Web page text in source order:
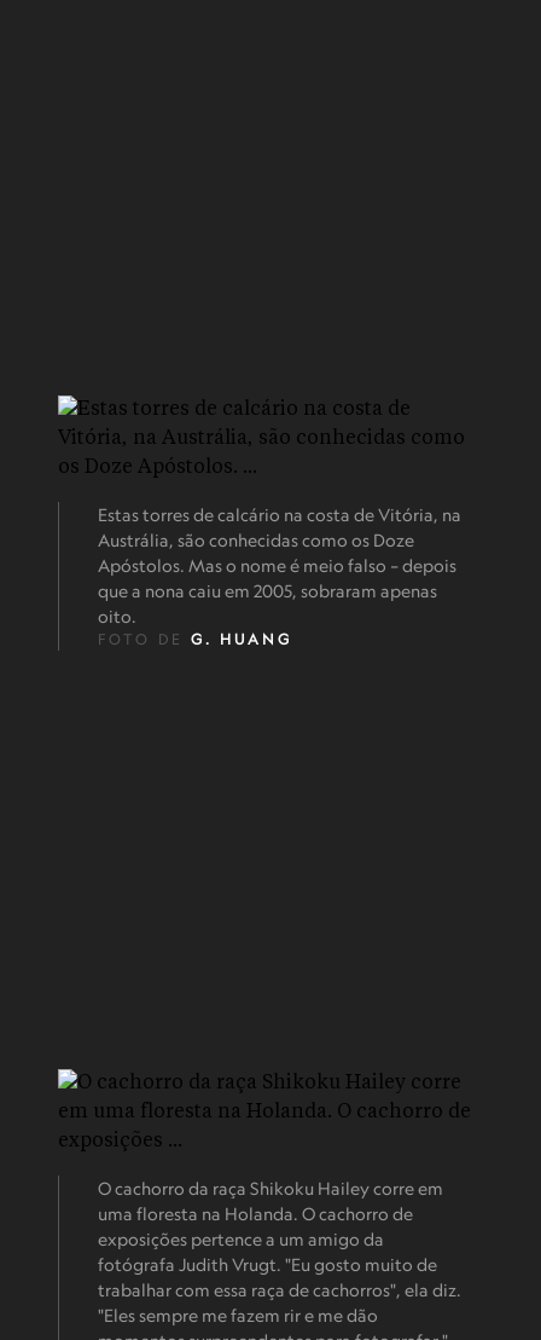
Estas torres de calcário na costa de Vitória, na
Austrália, são conhecidas como os Doze
Apóstolos. Mas o nome é meio falso – depois
que a nona caiu em 2005, sobraram apenas
oito.
FOTO DE G. HUANG
O cachorro da raça Shikoku Hailey corre em
uma floresta na Holanda. O cachorro de
exposições pertence a um amigo da
fotógrafa Judith Vrugt. "Eu gosto muito de
trabalhar com essa raça de cachorros", ela diz.
"Eles sempre me fazem rir e me dão